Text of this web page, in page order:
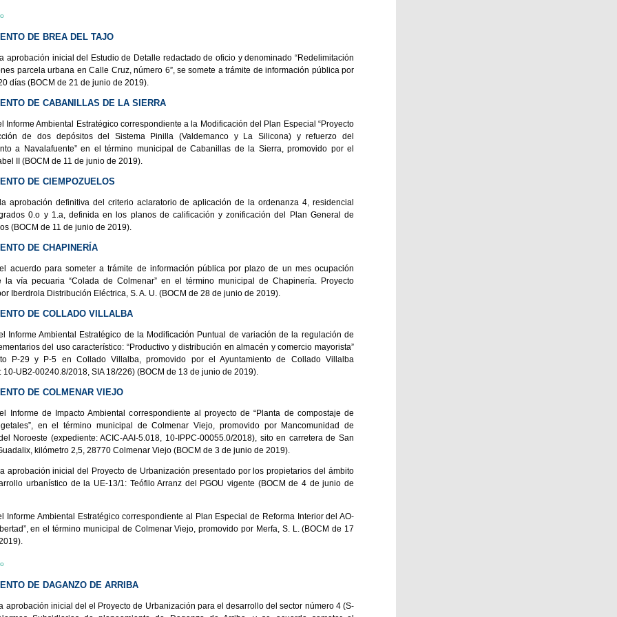
DE BREA DEL TAJO
aprobación inicial del Estudio de Detalle redactado de oficio y denominado “Redelimitación
parcela urbana en Calle Cruz, número 6”, se somete a trámite de información pública por
días (BOCM de 21 de junio de 2019).
DE CABANILLAS DE LA SIERRA
Informe Ambiental Estratégico correspondiente a la Modificación del Plan Especial “Proyecto
de dos depósitos del Sistema Pinilla (Valdemanco y La Silicona) y refuerzo del
a Navalafuente” en el término municipal de Cabanillas de la Sierra, promovido por el
II (BOCM de 11 de junio de 2019).
DE CIEMPOZUELOS
aprobación definitiva del criterio aclaratorio de aplicación de la ordenanza 4, residencial
0.o y 1.a, definida en los planos de calificación y zonificación del Plan General de
(BOCM de 11 de junio de 2019).
DE CHAPINERÍA
acuerdo para someter a trámite de información pública por plazo de un mes ocupación
la vía pecuaria “Colada de Colmenar” en el término municipal de Chapinería. Proyecto
Iberdrola Distribución Eléctrica, S. A. U. (BOCM de 28 de junio de 2019).
DE COLLADO VILLALBA
Informe Ambiental Estratégico de la Modificación Puntual de variación de la regulación de
del uso característico: “Productivo y distribución en almacén y comercio mayorista”
P-29 y P-5 en Collado Villalba, promovido por el Ayuntamiento de Collado Villalba
10-UB2-00240.8/2018, SIA 18/226) (BOCM de 13 de junio de 2019).
DE COLMENAR VIEJO
Informe de Impacto Ambiental correspondiente al proyecto de “Planta de compostaje de
en el término municipal de Colmenar Viejo, promovido por Mancomunidad de
Noroeste (expediente: ACIC-AAI-5.018, 10-IPPC-00055.0/2018), sito en carretera de San
kilómetro 2,5, 28770 Colmenar Viejo (BOCM de 3 de junio de 2019).
aprobación inicial del Proyecto de Urbanización presentado por los propietarios del ámbito
urbanístico de la UE-13/1: Teófilo Arranz del PGOU vigente (BOCM de 4 de junio de
Informe Ambiental Estratégico correspondiente al Plan Especial de Reforma Interior del AO-
en el término municipal de Colmenar Viejo, promovido por Merfa, S. L. (BOCM de 17
DE DAGANZO DE ARRIBA
aprobación inicial del el Proyecto de Urbanización para el desarrollo del sector número 4 (S-